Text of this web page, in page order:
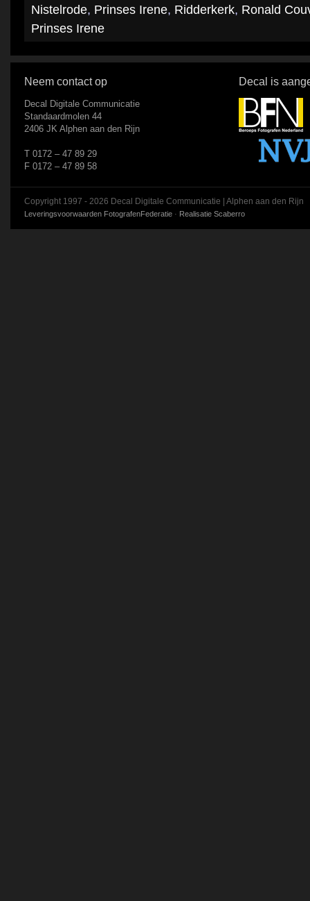
Nistelrode, Prinses Irene, Ridderkerk, Ronald
Prinses Irene
Neem contact op
Decal Digitale Communicatie
Standaardmolen 44
2406 JK Alphen aan den Rijn
T 0172 – 47 89 29
F 0172 – 47 89 58
Decal is
Copyright 1997 - 2026 Decal Digitale Communicatie | Alphen aan den Rijn
Leveringsvoorwaarden FotografenFederatie · Realisatie Scaberro